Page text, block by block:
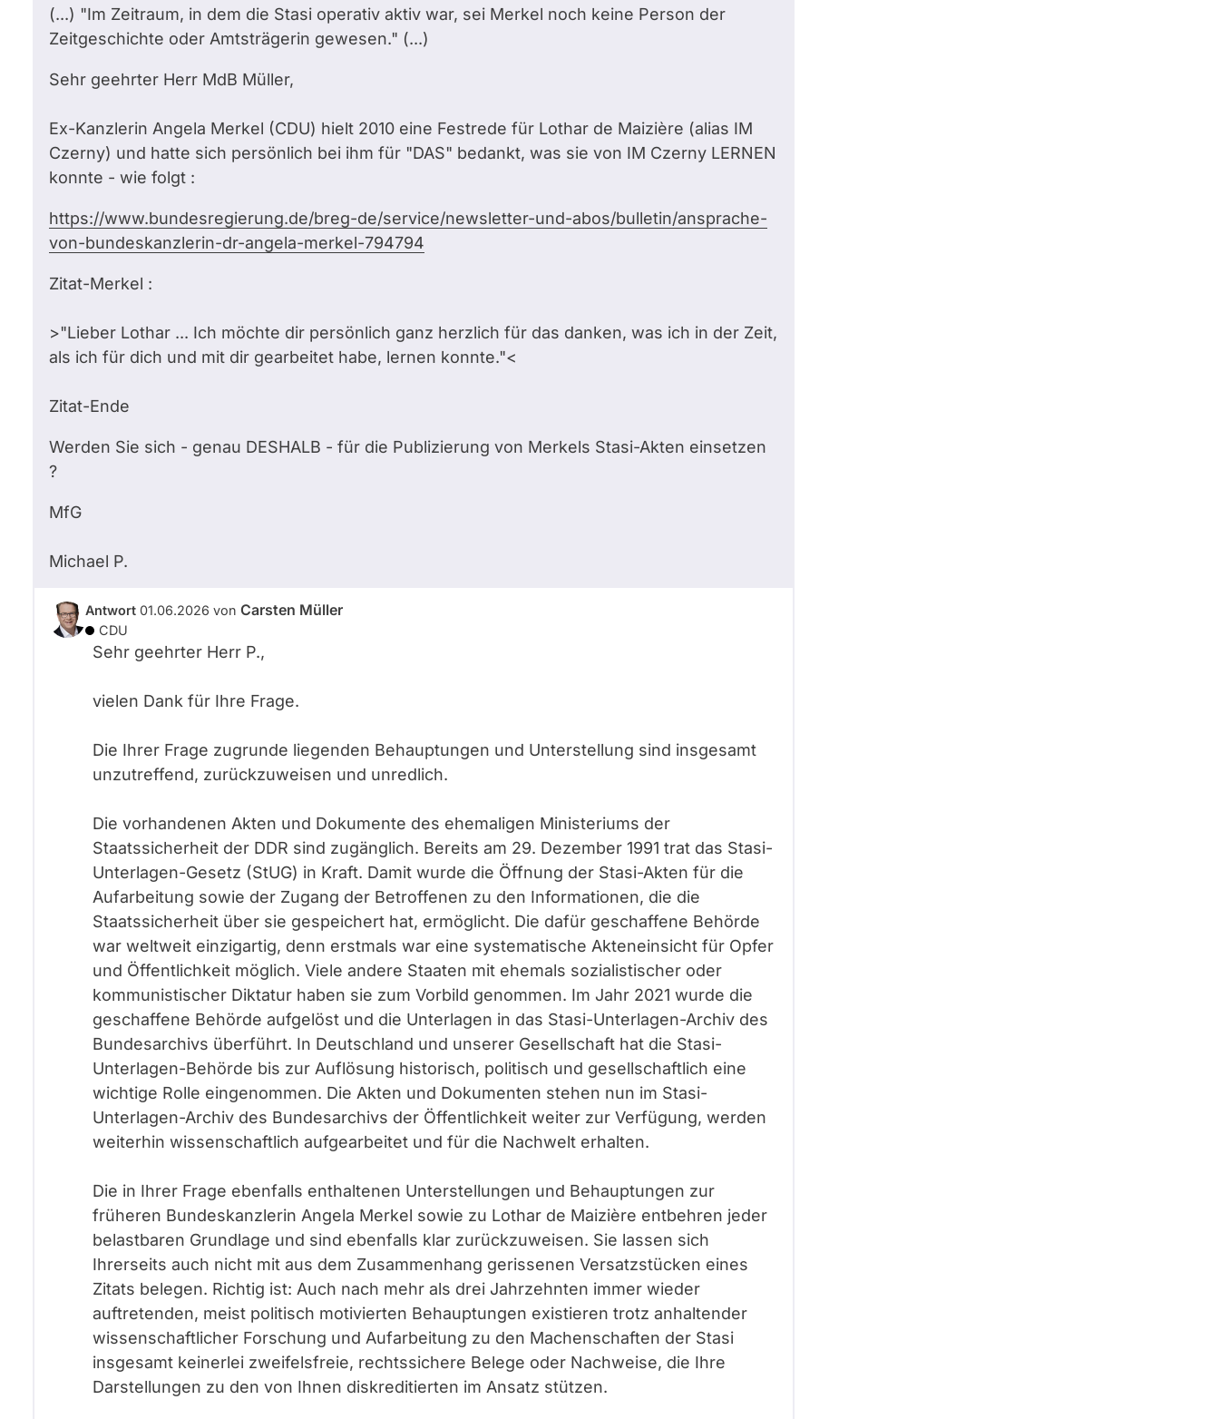
(...) "Im Zeitraum, in dem die Stasi operativ aktiv war, sei Merkel noch keine Person der
Zeitgeschichte oder Amtsträgerin gewesen." (...)
Sehr geehrter Herr MdB Müller,
Ex-Kanzlerin Angela Merkel (CDU) hielt 2010 eine Festrede für Lothar de Maizière (alias IM
Czerny) und hatte sich persönlich bei ihm für "DAS" bedankt, was sie von IM Czerny LERNEN
konnte - wie folgt :
https://www.bundesregierung.de/breg-de/service/newsletter-und-abos/bulletin/ansprache-
von-bundeskanzlerin-dr-angela-merkel-794794
Zitat-Merkel :
>"Lieber Lothar ... Ich möchte dir persönlich ganz herzlich für das danken, was ich in der Zeit,
als ich für dich und mit dir gearbeitet habe, lernen konnte."<
Zitat-Ende
Werden Sie sich - genau DESHALB - für die Publizierung von Merkels Stasi-Akten einsetzen
?
MfG
Michael P.
Antwort 01.06.2026 von Carsten Müller
CDU
Sehr geehrter Herr P.,
vielen Dank für Ihre Frage.
Die Ihrer Frage zugrunde liegenden Behauptungen und Unterstellung sind insgesamt
unzutreffend, zurückzuweisen und unredlich.
Die vorhandenen Akten und Dokumente des ehemaligen Ministeriums der
Staatssicherheit der DDR sind zugänglich. Bereits am 29. Dezember 1991 trat das Stasi-
Unterlagen-Gesetz (StUG) in Kraft. Damit wurde die Öffnung der Stasi-Akten für die
Aufarbeitung sowie der Zugang der Betroffenen zu den Informationen, die die
Staatssicherheit über sie gespeichert hat, ermöglicht. Die dafür geschaffene Behörde
war weltweit einzigartig, denn erstmals war eine systematische Akteneinsicht für Opfer
und Öffentlichkeit möglich. Viele andere Staaten mit ehemals sozialistischer oder
kommunistischer Diktatur haben sie zum Vorbild genommen. Im Jahr 2021 wurde die
geschaffene Behörde aufgelöst und die Unterlagen in das Stasi-Unterlagen-Archiv des
Bundesarchivs überführt. In Deutschland und unserer Gesellschaft hat die Stasi-
Unterlagen-Behörde bis zur Auflösung historisch, politisch und gesellschaftlich eine
wichtige Rolle eingenommen. Die Akten und Dokumenten stehen nun im Stasi-
Unterlagen-Archiv des Bundesarchivs der Öffentlichkeit weiter zur Verfügung, werden
weiterhin wissenschaftlich aufgearbeitet und für die Nachwelt erhalten.
Die in Ihrer Frage ebenfalls enthaltenen Unterstellungen und Behauptungen zur
früheren Bundeskanzlerin Angela Merkel sowie zu Lothar de Maizière entbehren jeder
belastbaren Grundlage und sind ebenfalls klar zurückzuweisen. Sie lassen sich
Ihrerseits auch nicht mit aus dem Zusammenhang gerissenen Versatzstücken eines
Zitats belegen. Richtig ist: Auch nach mehr als drei Jahrzehnten immer wieder
auftretenden, meist politisch motivierten Behauptungen existieren trotz anhaltender
wissenschaftlicher Forschung und Aufarbeitung zu den Machenschaften der Stasi
insgesamt keinerlei zweifelsfreie, rechtssichere Belege oder Nachweise, die Ihre
Darstellungen zu den von Ihnen diskreditierten im Ansatz stützen.